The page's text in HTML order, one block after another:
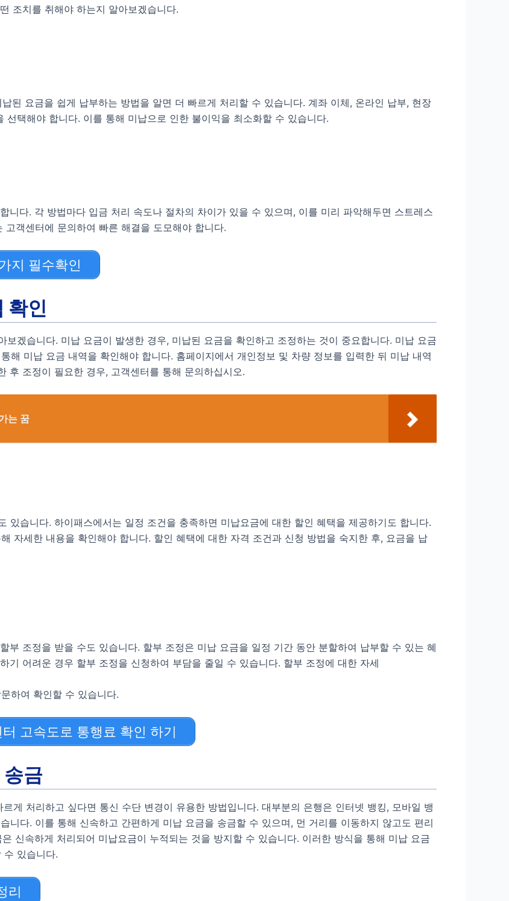
조치를 취해야 하는지 알아보겠습니다.
된 요금을 쉽게 납부하는 방법을 알면 더 빠르게 처리할 수 있습니다. 계좌 이체, 온라인 납부, 현장
택해야 합니다. 이를 통해 미납으로 인한 불이익을 최소화할 수 있습니다.
니다. 각 방법마다 입금 처리 속도나 절차의 차이가 있을 수 있으며, 이를 미리 파악해두면 스트레스
객센터에 문의하여 빠른 해결을 도모해야 합니다.
지 필수확인
확인
겠습니다. 미납 요금이 발생한 경우, 미납된 요금을 확인하고 조정하는 것이 중요합니다. 미납 요금
해 미납 요금 내역을 확인해야 합니다. 홈페이지에서 개인정보 및 차량 정보를 입력한 뒤 미납 내역
후 조정이 필요한 경우, 고객센터를 통해 문의하십시오.
는 꿈
있습니다. 하이패스에서는 일정 조건을 충족하면 미납요금에 대한 할인 혜택을 제공하기도 합니다.
자세한 내용을 확인해야 합니다. 할인 혜택에 대한 자격 조건과 신청 방법을 숙지한 후, 요금을 납
부 조정을 받을 수도 있습니다. 할부 조정은 미납 요금을 일정 기간 동안 분할하여 납부할 수 있는 혜
기 어려운 경우 할부 조정을 신청하여 부담을 줄일 수 있습니다. 할부 조정에 대한 자세
하여 확인할 수 있습니다.
고속도로 통행료 확인 하기
금
게 처리하고 싶다면 통신 수단 변경이 유용한 방법입니다. 대부분의 은행은 인터넷 뱅킹, 모바일 뱅
니다. 이를 통해 신속하고 간편하게 미납 요금을 송금할 수 있으며, 먼 거리를 이동하지 않고도 편리
신속하게 처리되어 미납요금이 누적되는 것을 방지할 수 있습니다. 이러한 방식을 통해 미납 요금
수 있습니다.
리